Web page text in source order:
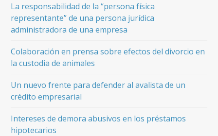
La responsabilidad de la “persona física
representante” de una persona jurídica
administradora de una empresa
Colaboración en prensa sobre efectos del divorcio en
la custodia de animales
Un nuevo frente para defender al avalista de un
crédito empresarial
Intereses de demora abusivos en los préstamos
hipotecarios